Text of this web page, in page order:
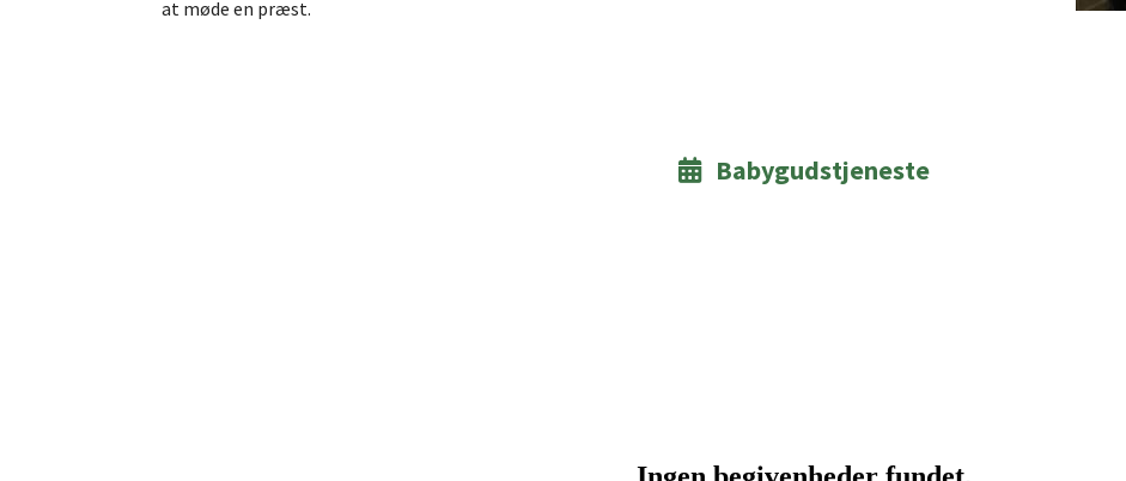
at møde en præst.
Babygudstjeneste